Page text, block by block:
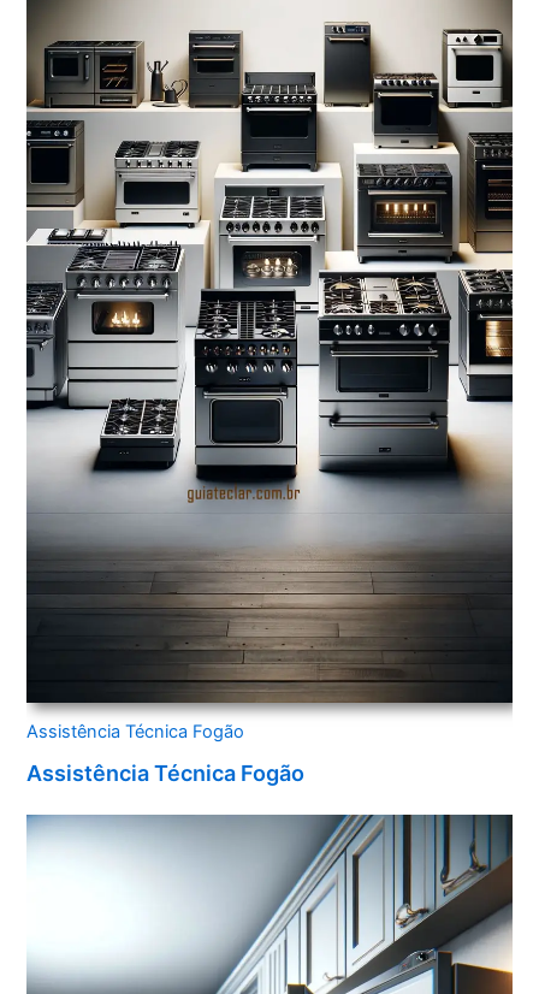
Assistência Técnica Fogão
Assistência Técnica Fogão